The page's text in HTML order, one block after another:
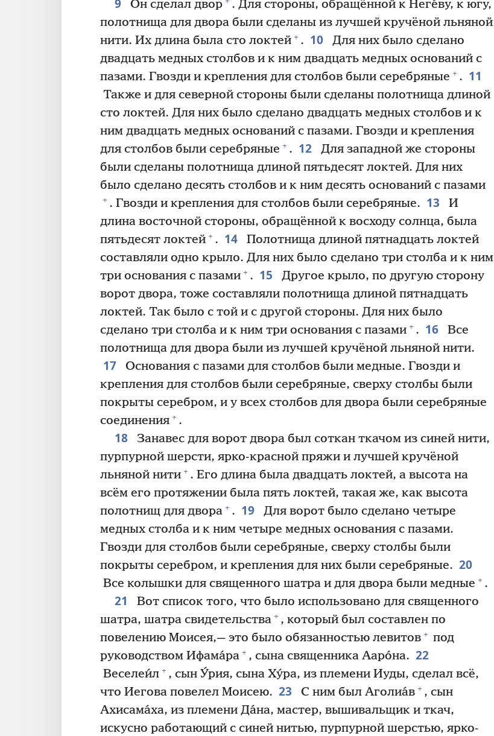
Он сделал двор
. Для стороны, обращённой к Неге́ву, к югу,
полотнища для двора были сделаны из лучшей кручёной льняной
нити. Их длина была сто локтей + . 10
Для них было сделано
двадцать медных столбов и к ним двадцать медных оснований с
пазами. Гвозди и крепления для столбов были серебряные + . 11
Также и для северной стороны были сделаны полотнища длиной
сто локтей. Для них было сделано двадцать медных столбов и к
ним двадцать медных оснований с пазами. Гвозди и крепления
для столбов были серебряные + . 12
Для западной же стороны
были сделаны полотнища длиной пятьдесят локтей. Для них
было сделано десять столбов и к ним десять оснований с пазами
+ . Гвозди и крепления для столбов были серебряные. 13
И
длина восточной стороны, обращённой к восходу солнца, была
пятьдесят локтей + . 14
Полотнища длиной пятнадцать локтей
составляли одно крыло. Для них было сделано три столба и к ним
три основания с пазами + . 15
Другое крыло, по другую сторону
ворот двора, тоже составляли полотнища длиной пятнадцать
локтей. Так было с той и с другой стороны. Для них было
сделано три столба и к ним три основания с пазами + . 16
Все
полотнища для двора были из лучшей кручёной льняной нити.
17
Основания с пазами для столбов были медные. Гвозди и
крепления для столбов были серебряные, сверху столбы были
покрыты серебром, и у всех столбов для двора были серебряные
соединения + .
18
Занавес для ворот двора был соткан ткачом из синей нити,
пурпурной шерсти, ярко-красной пряжи и лучшей кручёной
льняной нити + . Его длина была двадцать локтей, а высота на
всём его протяжении была пять локтей, такая же, как высота
полотнищ для двора + . 19
Для ворот было сделано четыре
медных столба и к ним четыре медных основания с пазами.
Гвозди для столбов были серебряные, сверху столбы были
покрыты серебром, и крепления для них были серебряные. 20
Все колышки для священного шатра и для двора были медные + .
21
Вот список того, что было использовано для священного
шатра, шатра свидетельства + , который был составлен по
повелению Моисея,— это было обязанностью левитов + под
руководством Ифама́ра + , сына священника Ааро́на. 22
Веселеи́л + , сын У́рия, сына Ху́ра, из племени Иуды, сделал всё,
что Иегова повелел Моисею. 23 С ним был Аголиа́в + , сын
Ахисама́ха, из племени Да́на, мастер, вышивальщик и ткач,
искусно работающий с синей нитью, пурпурной шерстью, ярко-